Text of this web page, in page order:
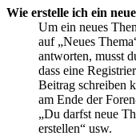
Wie erstelle ich ein
Um ein neues
auf „Neues
antworten, musst
dass eine
Beitrag schreiben
am Ende der
„Du darfst neue
erstellen“ usw.